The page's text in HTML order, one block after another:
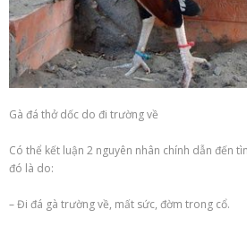
Gà đá thở dốc do đi trường về
Có thể kết luận 2 nguyên nhân chính dẫn đến
đó là do:
– Đi đá gà trường về, mất sức, đờm trong cổ.